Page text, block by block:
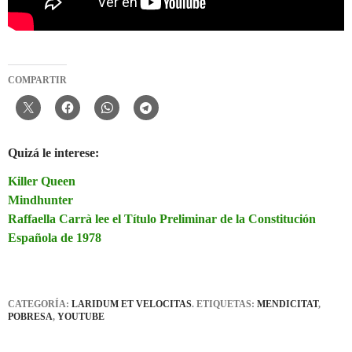
COMPARTIR
Quizá le interese:
Killer Queen
Mindhunter
Raffaella Carrà lee el Título Preliminar de la Constitución
Española de 1978
CATEGORÍA: LARIDUM ET VELOCITAS. ETIQUETAS: MENDICITAT,
POBRESA, YOUTUBE